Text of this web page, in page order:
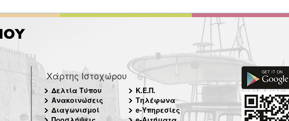
Χάρτης Ιστοχώρου
Δελτία Τύπου
Ανακοινώσεις
Διαγωνισμοί
Κ.Ε.Π.
Τηλέφωνα
e-Υπηρεσίες